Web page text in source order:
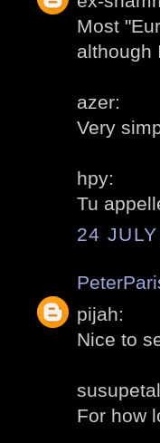
Most
although
azer:
Very
hpy:
Tu
24
pijah:
Nice to
For how